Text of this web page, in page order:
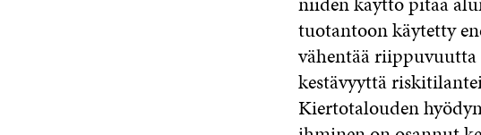
tuotantoon käytetty
vähentää
kestävyyttä
Kiertotalouden